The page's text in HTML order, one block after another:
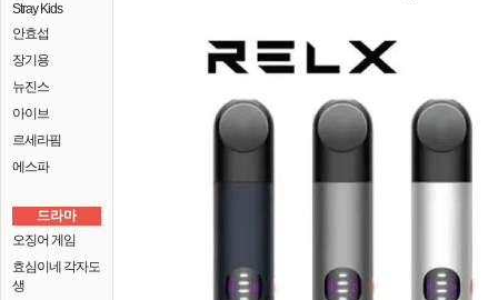
Stray Kids
안효섭
장기용
뉴진스
아이브
르세라핌
에스파
드라마
오징어 게임
효심이네 각자도
생